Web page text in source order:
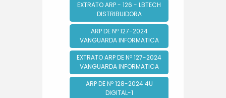
EXTRATO ARP - 126 - LBTECH
DISTRIBUIDORA
ARP DE Nº 127-2024
VANGUARDA INFORMATICA
EXTRATO ARP DE Nº 127-2024
VANGUARDA INFORMATICA
ARP DE Nº 128-2024 4U
DIGITAL-1